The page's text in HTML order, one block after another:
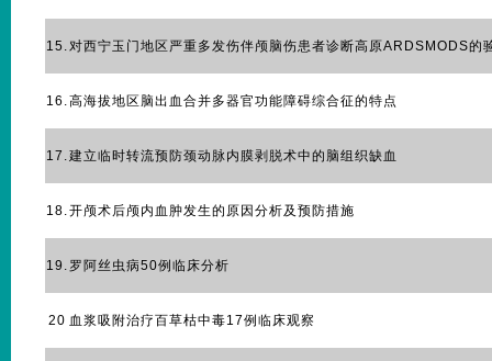
15.对西宁玉门地区严重多发伤伴颅脑伤患者诊断高原ARDSMODS的
16.高海拔地区脑出血合并多器官功能障碍综合征的特点
17.建立临时转流预防颈动脉内膜剥脱术中的脑组织缺血
18.开颅术后颅内血肿发生的原因分析及预防措施
19. 罗阿丝虫病50例临床分析
20 血浆吸附治疗百草枯中毒17例临床观察